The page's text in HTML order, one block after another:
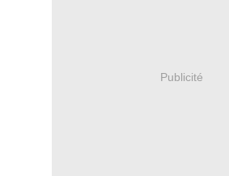
Publicité